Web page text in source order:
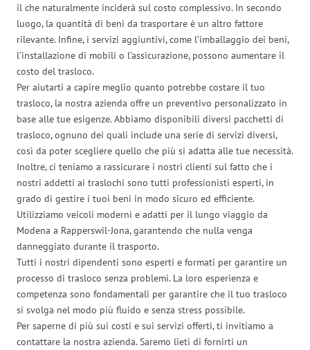
il che naturalmente inciderà sul costo complessivo. In secondo
luogo, la quantità di beni da trasportare è un altro fattore
rilevante. Infine, i servizi aggiuntivi, come l’imballaggio dei beni,
l’installazione di mobili o l’assicurazione, possono aumentare il
costo del trasloco.
Per aiutarti a capire meglio quanto potrebbe costare il tuo
trasloco, la nostra azienda offre un preventivo personalizzato in
base alle tue esigenze. Abbiamo disponibili diversi pacchetti di
trasloco, ognuno dei quali include una serie di servizi diversi,
così da poter scegliere quello che più si adatta alle tue necessità.
Inoltre, ci teniamo a rassicurare i nostri clienti sul fatto che i
nostri addetti ai traslochi sono tutti professionisti esperti, in
grado di gestire i tuoi beni in modo sicuro ed efficiente.
Utilizziamo veicoli moderni e adatti per il lungo viaggio da
Modena a Rapperswil-Jona, garantendo che nulla venga
danneggiato durante il trasporto.
Tutti i nostri dipendenti sono esperti e formati per garantire un
processo di trasloco senza problemi. La loro esperienza e
competenza sono fondamentali per garantire che il tuo trasloco
si svolga nel modo più fluido e senza stress possibile.
Per saperne di più sui costi e sui servizi offerti, ti invitiamo a
contattare la nostra azienda. Saremo lieti di fornirti un